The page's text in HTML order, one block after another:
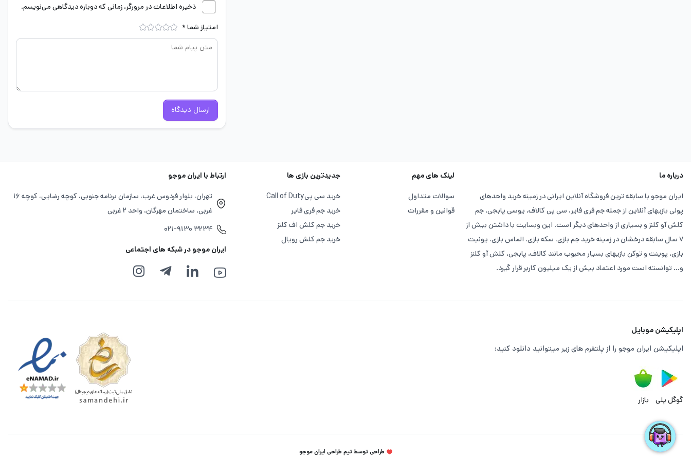
ذخیره اطلاعات در مرورگر، زمانی که دوباره دیدگاهی می‌نویسم.
امتیاز شما*
ارسال دیدگاه
درباره ما
ایران موجو با سابقه ترین فروشگاه آنلاین ایرانی در زمینه خرید واحدهای
پولی بازیهای آنلاین از جمله جم فری فایر، سی پی کالاف، یوسی پابجی، جم
کلش آو کلنز و بسیاری از واحدهای دیگر است. این وبسایت با داشتن بیش از
۷ سال سابقه درخشان در زمینه خرید جم بازی، سکه بازی، الماس بازی، یونیت
بازی، پوینت و توکن بازیهای بسیار محبوب مانند کالاف، پابجی، کلش آو کلنز
و... توانسته است مورد اعتماد بیش از یک میلیون کاربر قرار گیرد.
لینک های مهم
سوالات متداول
قوانین و مقررات
جدیدترین بازی ها
خرید سی پیCall of Duty
خرید جم فری فایر
خرید جم کلش اف کلنز
خرید جم کلش رویال
ارتباط با ایران موجو
تهران، بلوار فردوس غرب، سازمان برنامه جنوبی، کوچه رضایی، کوچه ۱۶
غربی، ساختمان مهرگان، واحد ۲ غربی
۰۲۱-۹۱۳۰ ۳۲۳۴
ایران موجو در شبکه های اجتماعی
اپلیکیشن موبایل
اپلیکیشن ایران موجو را از پلتفرم های زیر میتوانید دانلود کنید:
گوگل پلی بازار
طراحی توسط تیم طراحی ایران موجو